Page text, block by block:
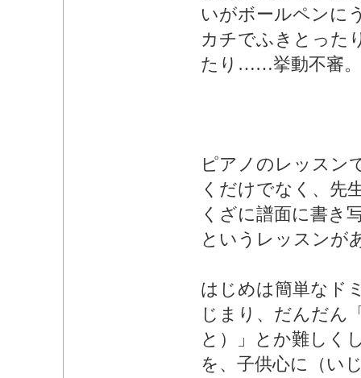
いがボールペンに
カチでふきとった
たり……挙動不審。
ピアノのレッスン
くだけでなく、先
くざに譜面に書き
というレッスンが
はじめは簡単なド
じまり、だんだん
と）」とか難しく
を、子供心に（